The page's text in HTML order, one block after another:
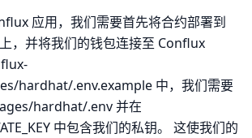
应用，我们需要首先将合约部署到
，并将我们的钱包连接至 Conflux
hardhat/.env.example 中，我们需要
hardhat/.env 并在
中包含我们的私钥。 这使我们的